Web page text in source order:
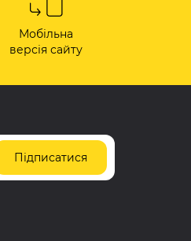
Мобільна
версія сайту
Підписатися